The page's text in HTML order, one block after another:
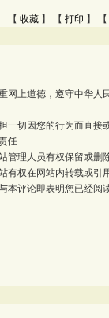
【 收藏 】 【 打印 】 【
网上道德，遵守中华人
一切因您的行为而直接
任
管理人员有权保留或删
有权在网站内转载或引
本评论即表明您已经阅